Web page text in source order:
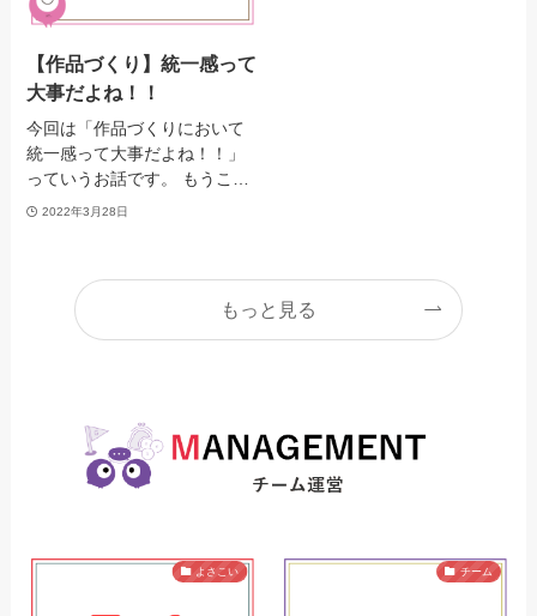
【作品づくり】統一感って
大事だよね！！
今回は「作品づくりにおいて
統一感って大事だよね！！」
っていうお話です。 もうこ…
2022年3月28日
もっと見る
よさこい チーム